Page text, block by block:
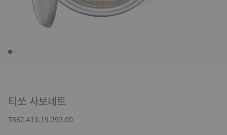
티쏘 사보네트
T862.410.19.292.00